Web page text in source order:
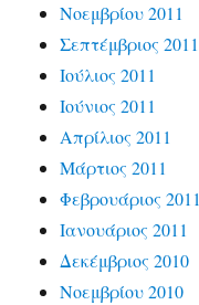
Νοεμβρίου 2011
Σεπτέμβριος 2011
Ιούλιος 2011
Ιούνιος 2011
Απρίλιος 2011
Μάρτιος 2011
Φεβρουάριος 2011
Ιανουάριος 2011
Δεκέμβριος 2010
Νοεμβρίου 2010